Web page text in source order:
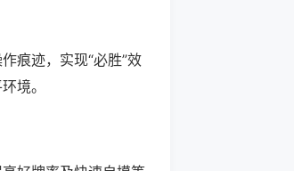
痕迹，实现“必胜”效
境。